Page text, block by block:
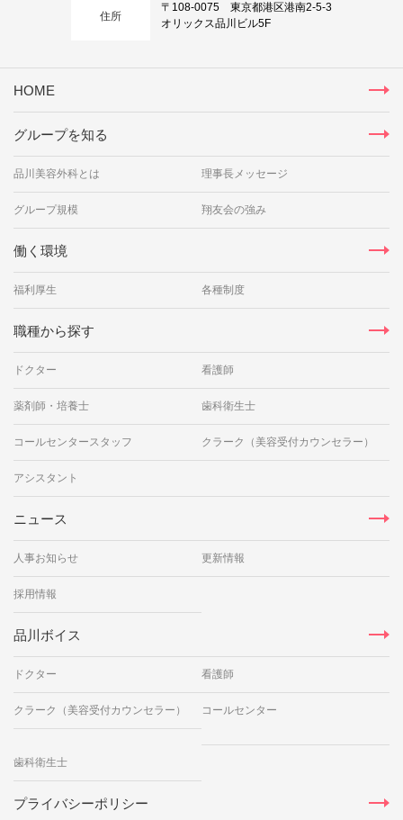
住所
〒108-0075 東京都港区港南2-5-3
オリックス品川ビル5F
HOME
グループを知る
品川美容外科とは 理事長メッセージ
グループ規模 翔友会の強み
働く環境
福利厚生 各種制度
職種から探す
ドクター 看護師
薬剤師・培養士 歯科衛生士
コールセンタースタッフ クラーク（美容受付カウンセラー）
アシスタント
ニュース
人事お知らせ 更新情報
採用情報
品川ボイス
ドクター 看護師
クラーク（美容受付カウンセラー） コールセンター
歯科衛生士
プライバシーポリシー